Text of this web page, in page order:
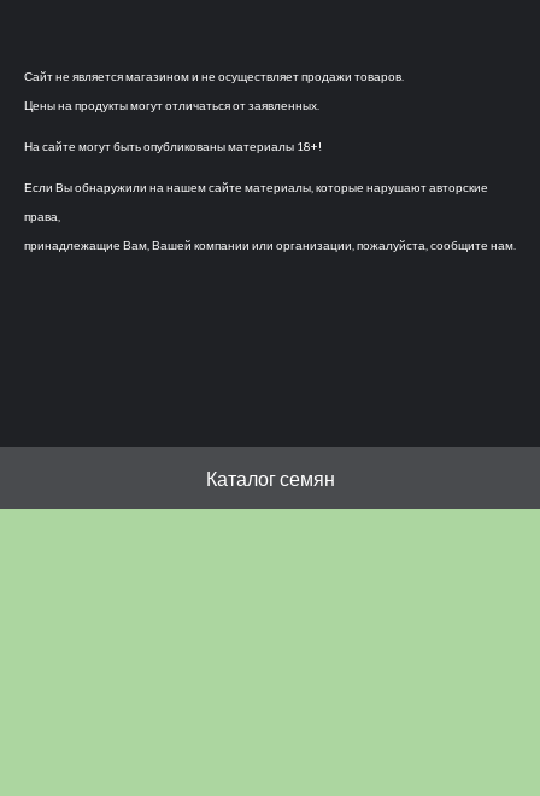
Сайт не является магазином и не осуществляет продажи товаров.
Цены на продукты могут отличаться от заявленных.
На сайте могут быть опубликованы материалы 18+!
Если Вы обнаружили на нашем сайте материалы, которые нарушают авторские
права,
принадлежащие Вам, Вашей компании или организации, пожалуйста, сообщите нам.
Каталог семян